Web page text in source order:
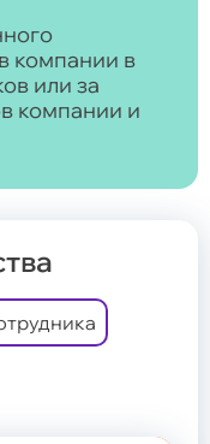
обеспечение
компании в
или за
компании и